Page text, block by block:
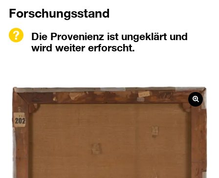
Forschungsstand
Die Provenienz ist ungeklärt und
wird weiter erforscht.
Bild
in
einer